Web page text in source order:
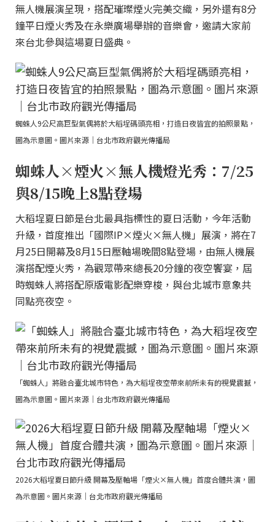
無人機展演呈現，搭配璀璨煙火完美交織，另外還有8分
鐘平日煙火秀及在永樂廣場舉辦的音樂會，邀請大家前
來台北參與這場夏日盛典。
蜘蛛人9公尺高巨型氣偶將於大稻埕碼頭亮相，打造日夜皆宜的拍照景點，
圖為示意圖。圖片來源｜台北市政府觀光傳播局
蜘蛛人×煙火×無人機燈光秀：7/25
與8/15晚上8點登場
大稻埕夏日節是台北最具指標性的夏日活動，今年活動
升級，首度推出「國際IP×煙火×無人機」展演，將在7
月25日開幕及8月15日壓軸場晚間8點登場，由無人機展
演搭配煙火秀，為觀眾帶來總長20分鐘的夜空饗宴，屆
時蜘蛛人將搭配原版電影配樂穿梭，與台北城市意象共
同點亮夜空。
「蜘蛛人」將融合臺北城市特色，為大稻埕夜空帶來前所未有的視覺震撼，
圖為示意圖。圖片來源｜台北市政府觀光傳播局
2026大稻埕夏日節升級 開幕及壓軸場「煙火×無人機」首度合體共演，圖
為示意圖。圖片來源｜台北市政府觀光傳播局